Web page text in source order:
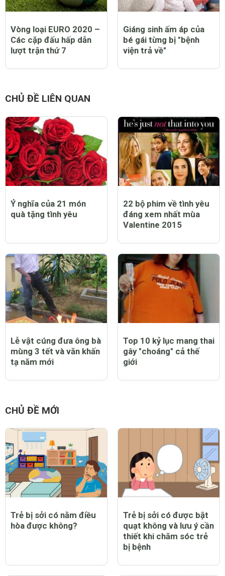
Vòng loại EURO 2020 –
Các cặp đấu hấp dẫn
lượt trận thứ 7
Giáng sinh ấm áp của
bé gái từng bị "bệnh
viện trả về"
CHỦ ĐỀ LIÊN QUAN
Ý nghĩa của 21 món
quà tặng tình yêu
22 bộ phim về tình yêu
đáng xem nhất mùa
Valentine 2015
Lễ vật cúng đưa ông bà
mùng 3 tết và văn khấn
tạ năm mới
Top 10 kỷ lục mang thai
gây "choáng" cả thế
giới
CHỦ ĐỀ MỚI
Trẻ bị sởi có nằm điều
hòa được không?
Trẻ bị sởi có được bật
quạt không và lưu ý cần
thiết khi chăm sóc trẻ
bị bệnh